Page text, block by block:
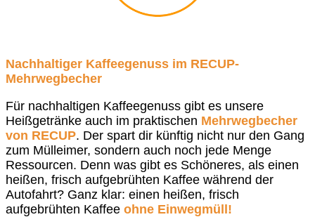
Nachhaltiger Kaffeegenuss im RECUP-
Mehrwegbecher
Für nachhaltigen Kaffeegenuss gibt es unsere
Heißgetränke auch im praktischen Mehrwegbecher
von RECUP. Der spart dir künftig nicht nur den Gang
zum Mülleimer, sondern auch noch jede Menge
Ressourcen. Denn was gibt es Schöneres, als einen
heißen, frisch aufgebrühten Kaffee während der
Autofahrt? Ganz klar: einen heißen, frisch
aufgebrühten Kaffee ohne Einwegmüll!